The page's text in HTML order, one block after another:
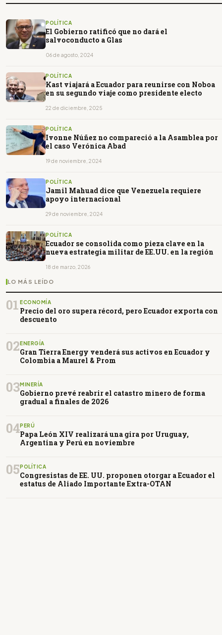
POLÍTICA
El Gobierno ratificó que no dará el
salvoconducto a Glas
06 de agosto, 2024
POLÍTICA
Kast viajará a Ecuador para reunirse con Noboa
en su segundo viaje como presidente electo
22 de diciembre, 2025
POLÍTICA
Ivonne Núñez no compareció a la Asamblea por
el caso Verónica Abad
19 de noviembre, 2024
POLÍTICA
Jamil Mahuad dice que Venezuela requiere
apoyo internacional
29 de noviembre, 2024
POLÍTICA
Ecuador se consolida como pieza clave en la
nueva estrategia militar de EE.UU. en la región
18 de marzo, 2026
LO MÁS LEÍDO
01 ECONOMÍA
Precio del oro supera récord, pero Ecuador exporta con
descuento
02ENERGÍA
Gran Tierra Energy venderá sus activos en Ecuador y
Colombia a Maurel & Prom
03MINERÍA
Gobierno prevé reabrir el catastro minero de forma
gradual a finales de 2026
04PERÚ
Papa León XIV realizará una gira por Uruguay,
Argentina y Perú en noviembre
05POLÍTICA
Congresistas de EE. UU. proponen otorgar a Ecuador el
estatus de Aliado Importante Extra-OTAN